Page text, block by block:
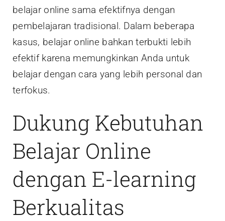
belajar online sama efektifnya dengan
pembelajaran tradisional. Dalam beberapa
kasus, belajar online bahkan terbukti lebih
efektif karena memungkinkan Anda untuk
belajar dengan cara yang lebih personal dan
terfokus.
Dukung Kebutuhan
Belajar Online
dengan E-learning
Berkualitas